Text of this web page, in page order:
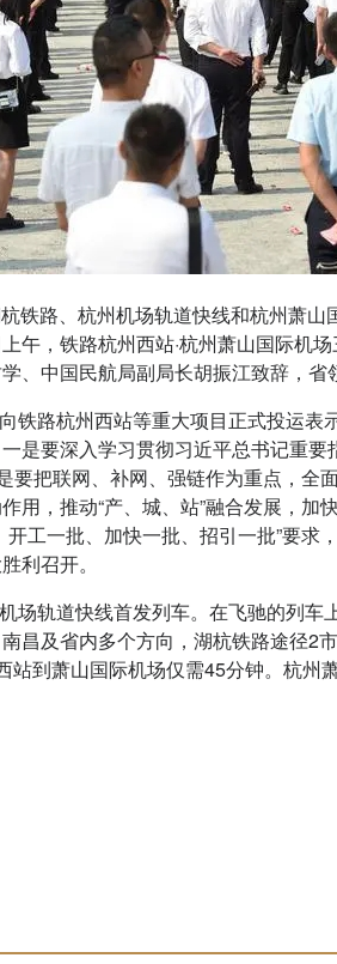
铁路、杭州机场轨道快线和杭州萧
，铁路杭州西站·杭州萧山国际机
、中国民航局副局长胡振江致辞，
铁路杭州西站等重大项目正式投运
是要深入学习贯彻习近平总书记重
要把联网、补网、强链作为重点，
用，推动“产、城、站”融合发展，
工一批、加快一批、招引一批”要
利召开。
场轨道快线首发列车。在飞驰的列
昌及省内多个方向，湖杭铁路途径
站到萧山国际机场仅需45分钟。杭